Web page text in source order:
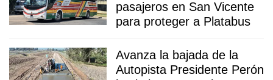
pasajeros en San Vicente
para proteger a Platabus
Avanza la bajada de la
Autopista Presidente Perón